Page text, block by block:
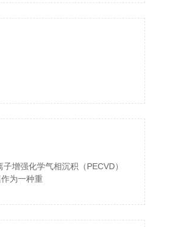
增强化学气相沉积（PECVD）
为一种重